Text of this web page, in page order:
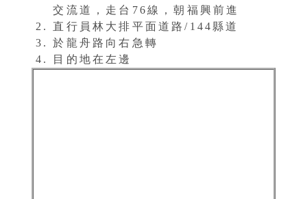
交流道，走台76線，朝福興前進
直行員林大排平面道路/144縣道
於龍舟路向右急轉
目的地在左邊